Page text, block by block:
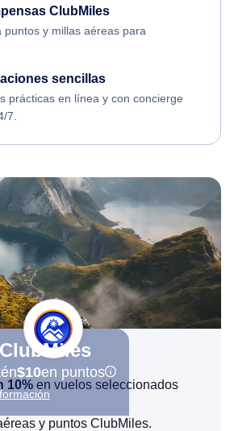
ClubMiles
puntos y millas aéreas para
sencillas
prácticas en línea y con concierge
7.
$10en puntos
10% en vuelos seleccionados
y puntos ClubMiles.